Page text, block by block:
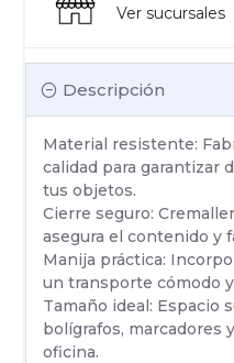
Descripción
Material resistente:
calidad para garantizar
tus objetos.
Cierre seguro:
asegura el contenido y
Manija práctica:
un transporte cómodo
Tamaño ideal: Espacio
bolígrafos, marcadores
oficina.
Ver sucursales